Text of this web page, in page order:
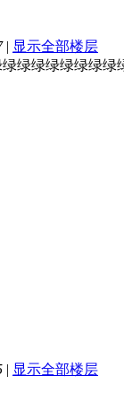
| 显示全部楼层
绿绿绿绿绿绿绿
| 显示全部楼层